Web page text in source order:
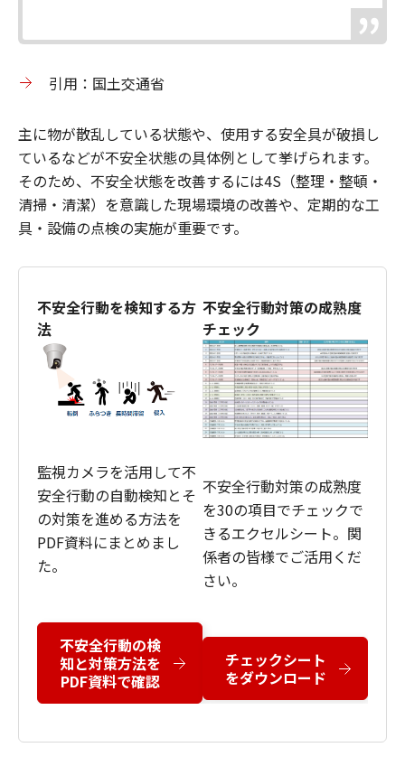
引用：国土交通省
主に物が散乱している状態や、使用する安全具が破損し
ているなどが不安全状態の具体例として挙げられます。
そのため、不安全状態を改善するには4S（整理・整頓・
清掃・清潔）を意識した現場環境の改善や、定期的な工
具・設備の点検の実施が重要です。
不安全行動を検知する方
法
監視カメラを活用して不
安全行動の自動検知とそ
の対策を進める方法を
PDF資料にまとめまし
た。
不安全行動の検
知と対策方法を
PDF資料で確認
不安全行動対策の成熟度
チェック
不安全行動対策の成熟度
を30の項目でチェックで
きるエクセルシート。関
係者の皆様でご活用くだ
さい。
チェックシート
をダウンロード